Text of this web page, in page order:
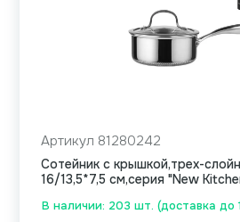
В наличии: 203 шт. (доставка до
Артикул 81280242
Сотейник с крышкой,трех-
16/13,5*7,5 см,серия "New